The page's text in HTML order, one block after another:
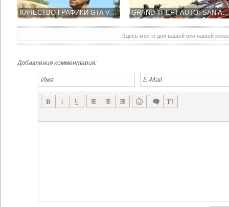
КАЧЕСТВО ГРАФИКИ GTA V НАМЕРЕННО СНИЗИЛИ GRAND THEFT AUTO: SAN ANDREAS ГОТОВИТСЯ К ПЕРЕИЗДАНИЮ
Здесь место для вашей или нашей
Добавления комментария: